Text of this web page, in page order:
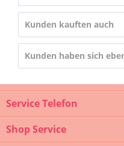
Kunden kauften auch
Kunden haben sich
Service Telefon
Shop Service